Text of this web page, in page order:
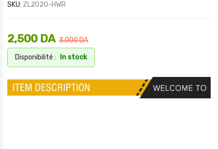
SKU: ZL2020-HWR
3,000DA
2,500 DA
Disponibilité : In stock